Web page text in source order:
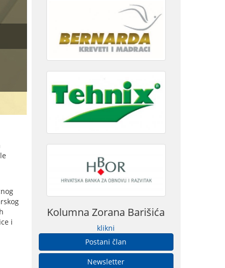
i
Kolumna Zorana Barišića
klikni
Postani član
Newsletter